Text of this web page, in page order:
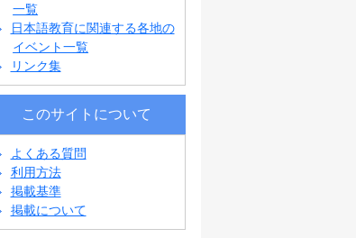
一覧
日本語教育に関連する各地の
イベント一覧
リンク集
このサイトについて
よくある質問
利用方法
掲載基準
掲載について